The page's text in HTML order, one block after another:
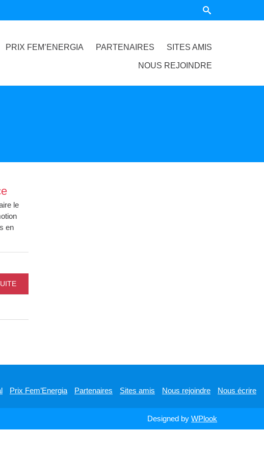
PRIX FEM’ENERGIA PARTENAIRES SITES AMIS
NOUS REJOINDRE
le
en
Prix Fem’Energia Partenaires Sites amis Nous rejoindre Nous écrire
Designed byWPlook